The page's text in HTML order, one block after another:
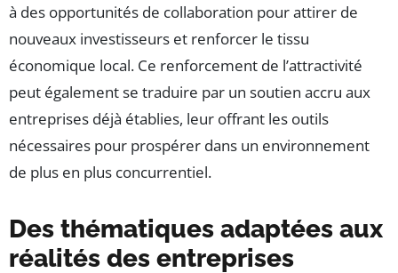
à des opportunités de collaboration pour attirer de
nouveaux investisseurs et renforcer le tissu
économique local. Ce renforcement de l’attractivité
peut également se traduire par un soutien accru aux
entreprises déjà établies, leur offrant les outils
nécessaires pour prospérer dans un environnement
de plus en plus concurrentiel.
Des thématiques adaptées aux
réalités des entreprises